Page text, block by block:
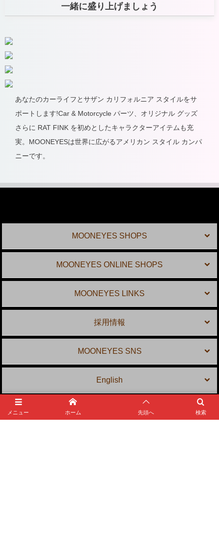
一緒に盛り上げましょう
あなたのカーライフとサザン カリフォルニア スタイルをサ
ポートします!Car & Motorcycle パーツ、オリジナル グッズ
さらに RAT FINK を初めとしたキャラクターアイテムも充
実。MOONEYESは世界に広がるアメリカン スタイル カンパ
ニーです。
MOONEYES SHOPS
MOONEYES ONLINE SHOPS
MOONEYES LINKS
採用情報
MOONEYES SNS
English
MOONEYES Area-1
メニュー 検索
ホーム 先頭へ